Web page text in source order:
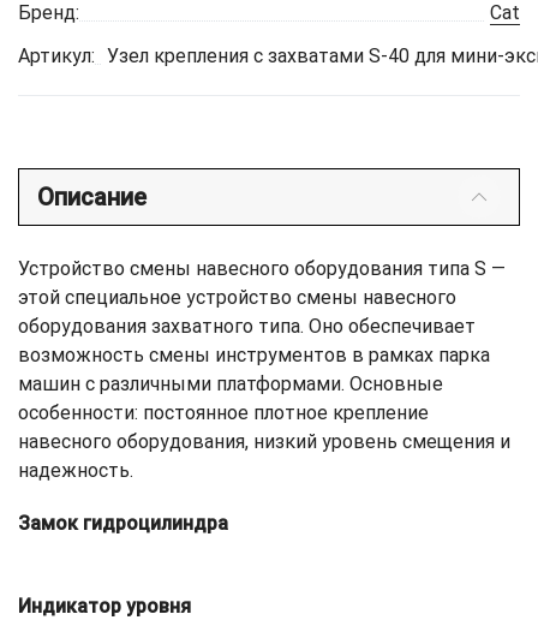
Бренд:
Cat
Артикул: Узел крепления с захватами S-40 для мини-
Описание
Устройство смены навесного оборудования типа S —
этой специальное устройство смены навесного
оборудования захватного типа. Оно обеспечивает
возможность смены инструментов в рамках парка
машин с различными платформами. Основные
особенности: постоянное плотное крепление
навесного оборудования, низкий уровень смещения и
надежность.
Замок гидроцилиндра
Индикатор уровня